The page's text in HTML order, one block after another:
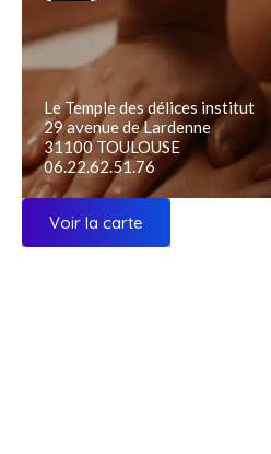
Le Temple des délices institut
29 avenue de Lardenne
31100 TOULOUSE
06.22.62.51.76
Voir la carte